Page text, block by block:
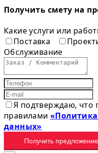
Получить смету на
Какие услуги или
Поставка
Обслуживание
Я подтверждаю, что
правилами
данных»
Получить предложение